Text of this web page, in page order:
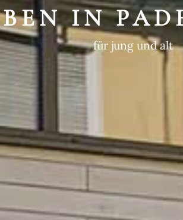
IN
für jung und alt
in die Zukunft
ein historischer
IN